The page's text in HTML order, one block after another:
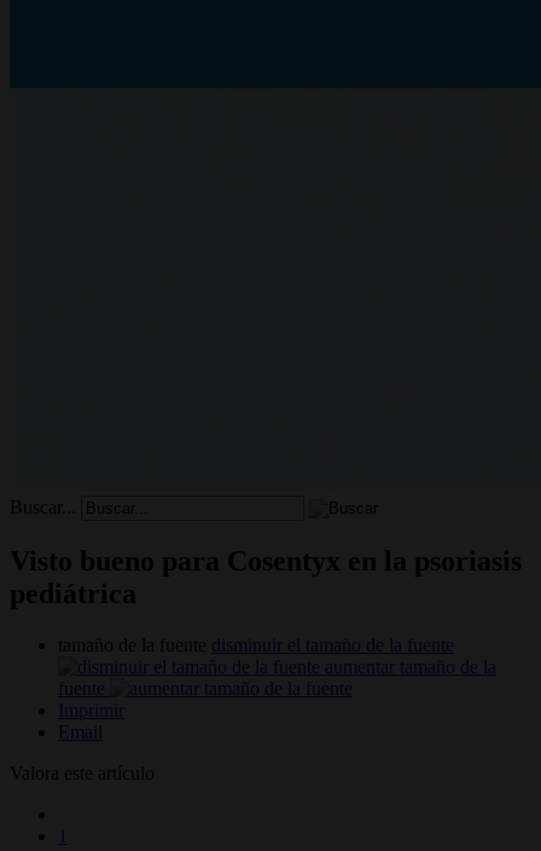
Buscar...
Visto bueno para Cosentyx en la psoriasis
pediátrica
tamaño de la fuente disminuir el tamaño de la fuente
aumentar tamaño de la
fuente
Imprimir
Email
Valora este artículo
1